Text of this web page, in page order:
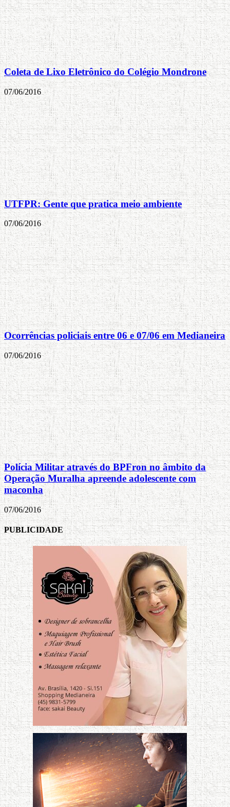
Coleta de Lixo Eletrônico do Colégio Mondrone
07/06/2016
UTFPR: Gente que pratica meio ambiente
07/06/2016
Ocorrências policiais entre 06 e 07/06 em Medianeira
07/06/2016
Polícia Militar através do BPFron no âmbito da
Operação Muralha apreende adolescente com
maconha
07/06/2016
PUBLICIDADE